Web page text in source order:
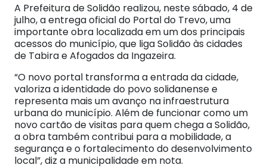
A Prefeitura de Solidão realizou, neste sábado, 4 de
julho, a entrega oficial do Portal do Trevo, uma
importante obra localizada em um dos principais
acessos do município, que liga Solidão às cidades
de Tabira e Afogados da Ingazeira.
“O novo portal transforma a entrada da cidade,
valoriza a identidade do povo solidanense e
representa mais um avanço na infraestrutura
urbana do município. Além de funcionar como um
novo cartão de visitas para quem chega a Solidão,
a obra também contribui para a mobilidade, a
segurança e o fortalecimento do desenvolvimento
local”, diz a municipalidade em nota.